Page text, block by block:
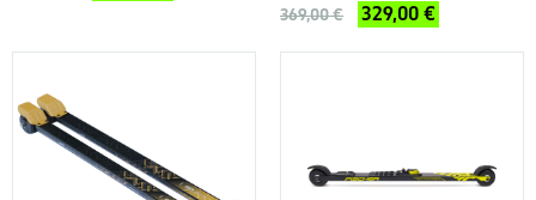
369,00 € 329,00 €